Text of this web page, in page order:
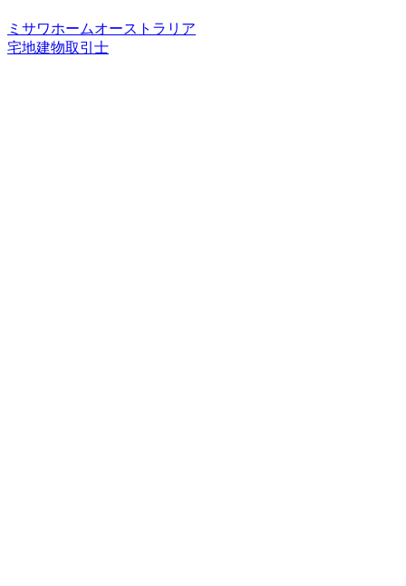
ミサワホームオーストラリア
宅地建物取引士